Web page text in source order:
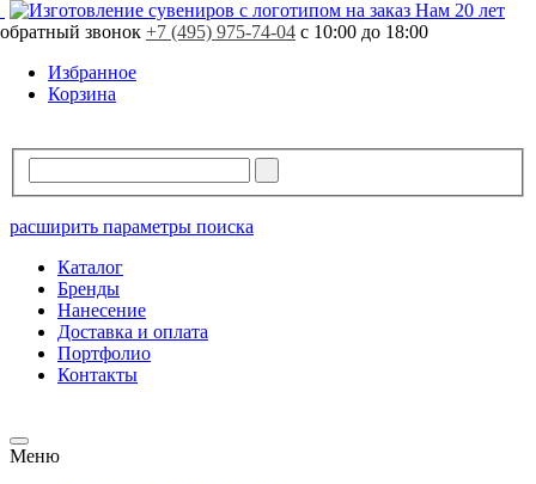
Нам 20 лет
обратный звонок +7 (495) 975-74-04 с 10:00 до 18:00
Избранное
Корзина
расширить параметры поиска
Каталог
Бренды
Нанесение
Доставка и оплата
Портфолио
Контакты
Меню